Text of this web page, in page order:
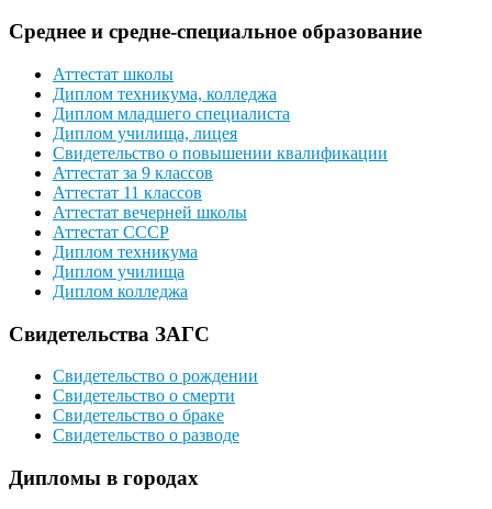
Среднее и средне-специальное образование
Аттестат школы
Диплом техникума, колледжа
Диплом младшего специалиста
Диплом училища, лицея
Свидетельство о повышении квалификации
Аттестат за 9 классов
Аттестат 11 классов
Аттестат вечерней школы
Аттестат СССР
Диплом техникума
Диплом училища
Диплом колледжа
Свидетельства ЗАГС
Свидетельство о рождении
Свидетельство о смерти
Свидетельство о браке
Свидетельство о разводе
Дипломы в городах